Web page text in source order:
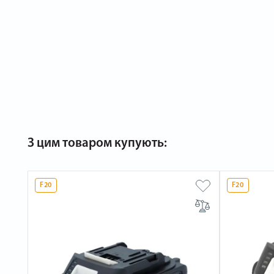
З цим товаром купують:
F20 F20